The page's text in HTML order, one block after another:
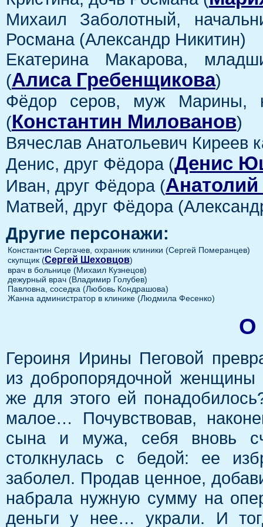
Михаил Заболотный,
Росмана (Александр Никитин)
Екатерина Макарова,
(Алиса Гребенщикова)
Фёдор серов, муж Марины,
(Константин Милованов)
Вячеслав Анатольевич Киреев
Денис, друг Фёдора (Денис
Иван, друг Фёдора (
Матвей, друг Фёдора
Другие персонажи:
Константин Сергачев, охранник клиники (Сергей Померанцев)
скупщик (Сергей Шеховцов)
врач в больнице (Михаил Кузнецов)
дежурный врач (Владимир Голубев)
Павловна, соседка (Любовь Кондрашова)
Жанна администратор в клинике (Людмила Фесенко)
О
Героиня Ирины Пеговой
из добропорядочной женщины
же для этого ей
малое… Почувствовав,
сына и мужа, себя вновь
столкнулась с бедой: ее
заболел. Продав ценное,
набрала нужную сумму на
деньги у нее… украли. И